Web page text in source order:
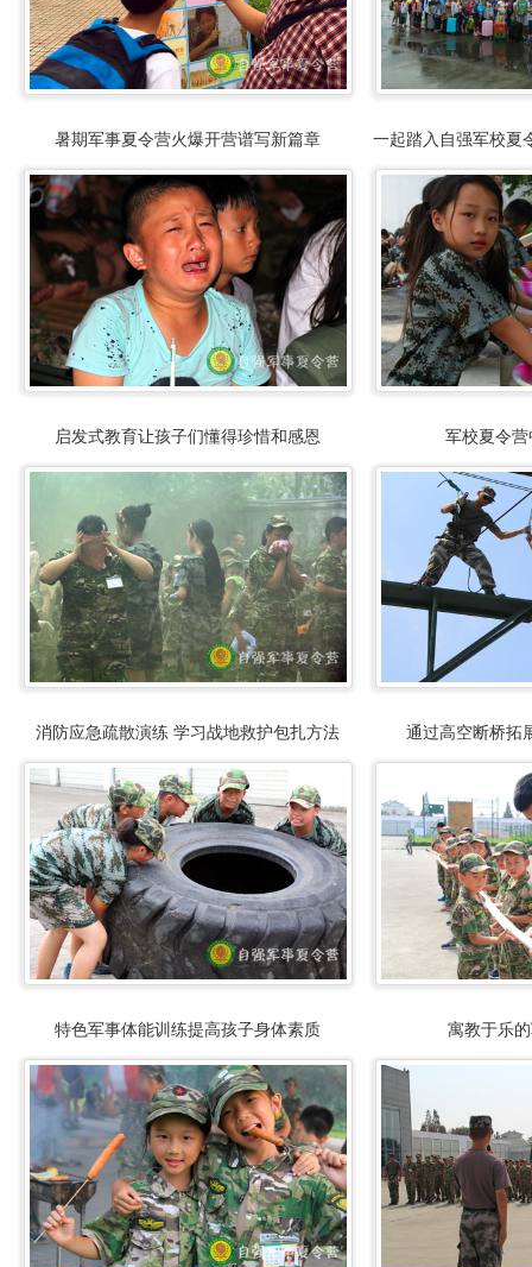
暑期军事夏令营火爆开营谱写新篇章 一起踏入自强军校夏
启发式教育让孩子们懂得珍惜和感恩 军校夏令
消防应急疏散演练 学习战地救护包扎方法 通过高空断桥拓
特色军事体能训练提高孩子身体素质 寓教于乐